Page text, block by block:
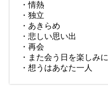
・情熱
・独立
・あきらめ
・悲しい思い出
・再会
・また会う日を楽しみに
・想うはあなた一人